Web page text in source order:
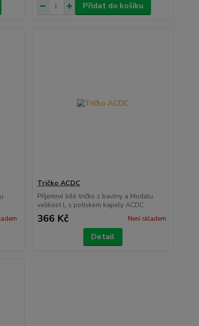
Přidat do košíku
Tričko ACDC
Příjemné bílé tričko z bavlny a Modalu
velikost L s potiskem kapely ACDC
366 Kč Není skladem
Detail